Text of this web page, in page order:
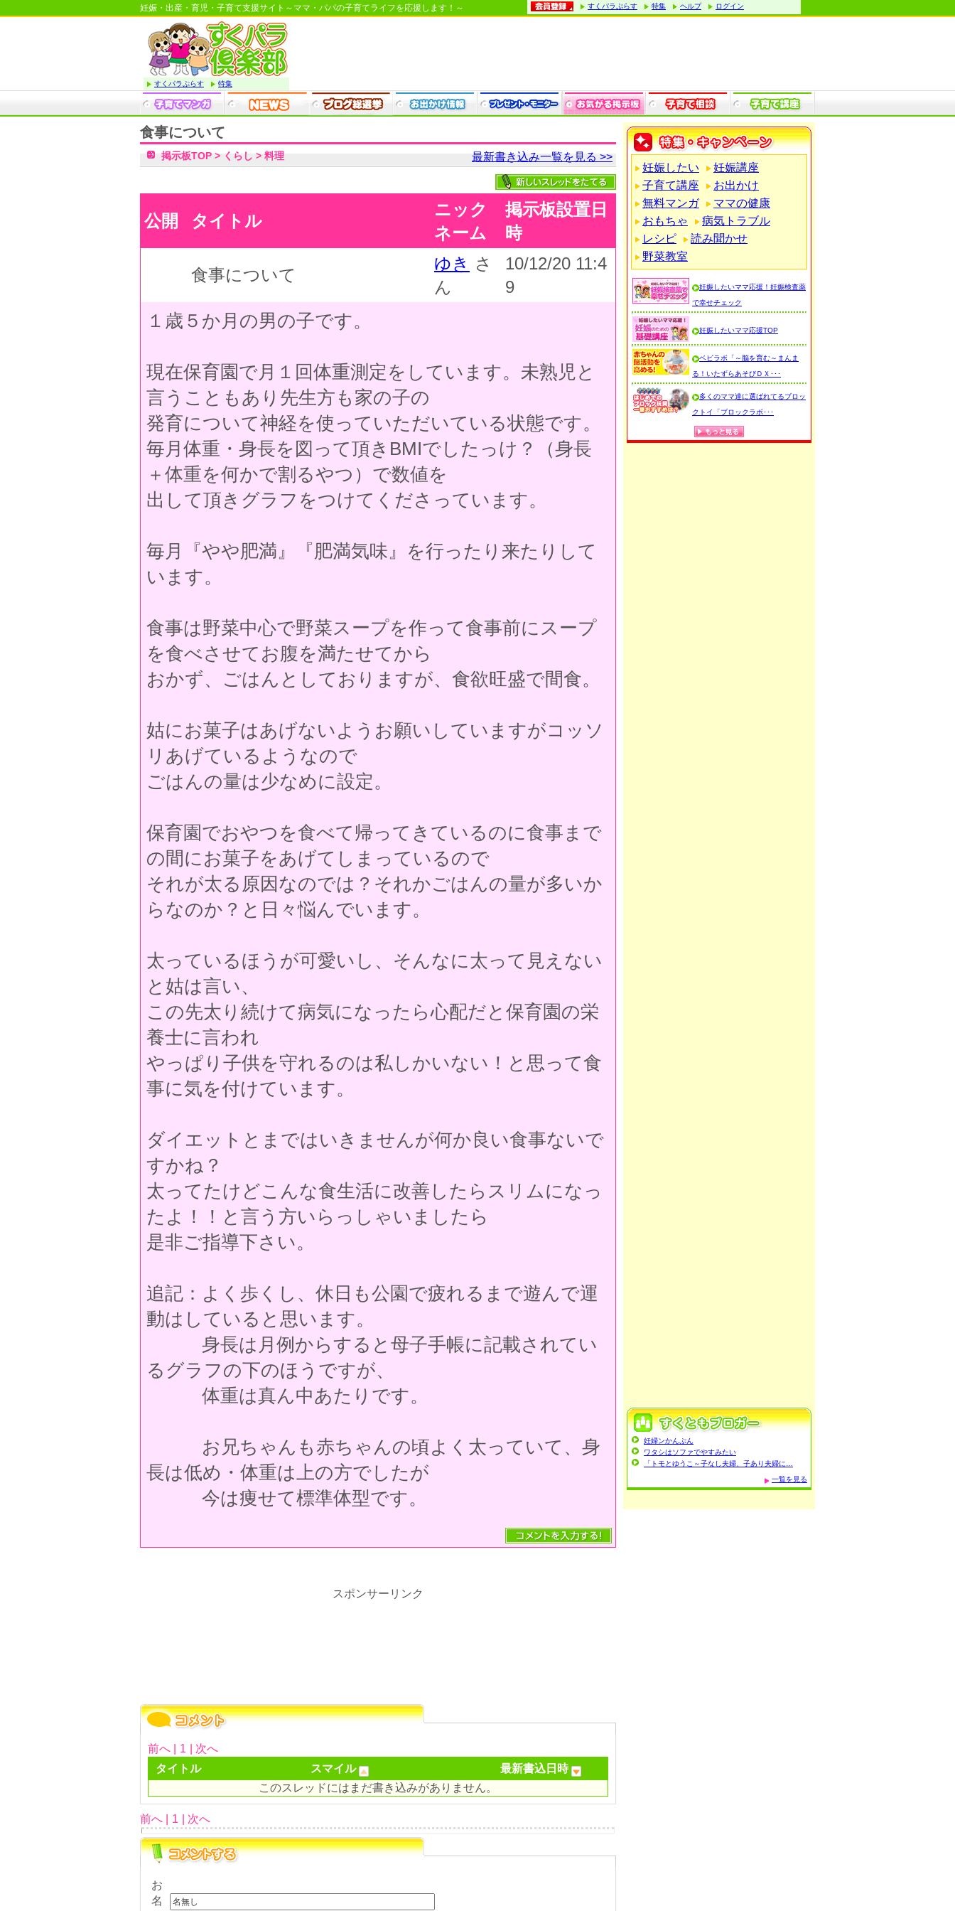
妊娠・出産・育児・子育て支援サイト～ママ・パパの子育てライフを応援します！～ すくパラぷらす 特集 ヘルプ ログイン
すくパラぷらす 特集
食事について
最新書き込み一覧を見る >>
掲示板TOP > くらし > 料理
公開 タイトル
ニック
ネーム
掲示板設置日
時
食事について
ゆき さ
ん
10/12/20 11:4
9
１歳５か月の男の子です。
現在保育園で月１回体重測定をしています。未熟児と
言うこともあり先生方も家の子の
発育について神経を使っていただいている状態です。
毎月体重・身長を図って頂きBMIでしたっけ？（身長
＋体重を何かで割るやつ）で数値を
出して頂きグラフをつけてくださっています。
毎月『やや肥満』『肥満気味』を行ったり来たりして
います。
食事は野菜中心で野菜スープを作って食事前にスープ
を食べさせてお腹を満たせてから
おかず、ごはんとしておりますが、食欲旺盛で間食。
姑にお菓子はあげないようお願いしていますがコッソ
リあげているようなので
ごはんの量は少なめに設定。
保育園でおやつを食べて帰ってきているのに食事まで
の間にお菓子をあげてしまっているので
それが太る原因なのでは？それかごはんの量が多いか
らなのか？と日々悩んでいます。
太っているほうが可愛いし、そんなに太って見えない
と姑は言い、
この先太り続けて病気になったら心配だと保育園の栄
養士に言われ
やっぱり子供を守れるのは私しかいない！と思って食
事に気を付けています。
ダイエットとまではいきませんが何か良い食事ないで
すかね？
太ってたけどこんな食生活に改善したらスリムになっ
たよ！！と言う方いらっしゃいましたら
是非ご指導下さい。
追記：よく歩くし、休日も公園で疲れるまで遊んで運
動はしていると思います。
身長は月例からすると母子手帳に記載されてい
るグラフの下のほうですが、
体重は真ん中あたりです。
お兄ちゃんも赤ちゃんの頃よく太っていて、身
長は低め・体重は上の方でしたが
今は痩せて標準体型です。
スポンサーリンク
前へ | 1
| 次へ
タイトル
スマイル
最新書込日時
このスレッドにはまだ書き込みがありません。
前へ | 1 | 次へ
お
名
妊娠したい
妊娠講座
子育て講座
お出かけ
無料マンガ
ママの健康
おもちゃ
病気トラブル
レシピ
読み聞かせ
野菜教室
妊娠したいママ応援！妊娠検査薬
で幸せチェック
妊娠したいママ応援TOP
ベビラボ「～脳を育む～まんま
る！いたずらあそびＤＸ･･･
多くのママ達に選ばれてるブロッ
クトイ「ブロックラボ･･･
妊婦ンかんぷん
ワタシはソファでやすみたい
「トモとゆうこ～子なし夫婦、子あり夫婦に…
一覧を見る